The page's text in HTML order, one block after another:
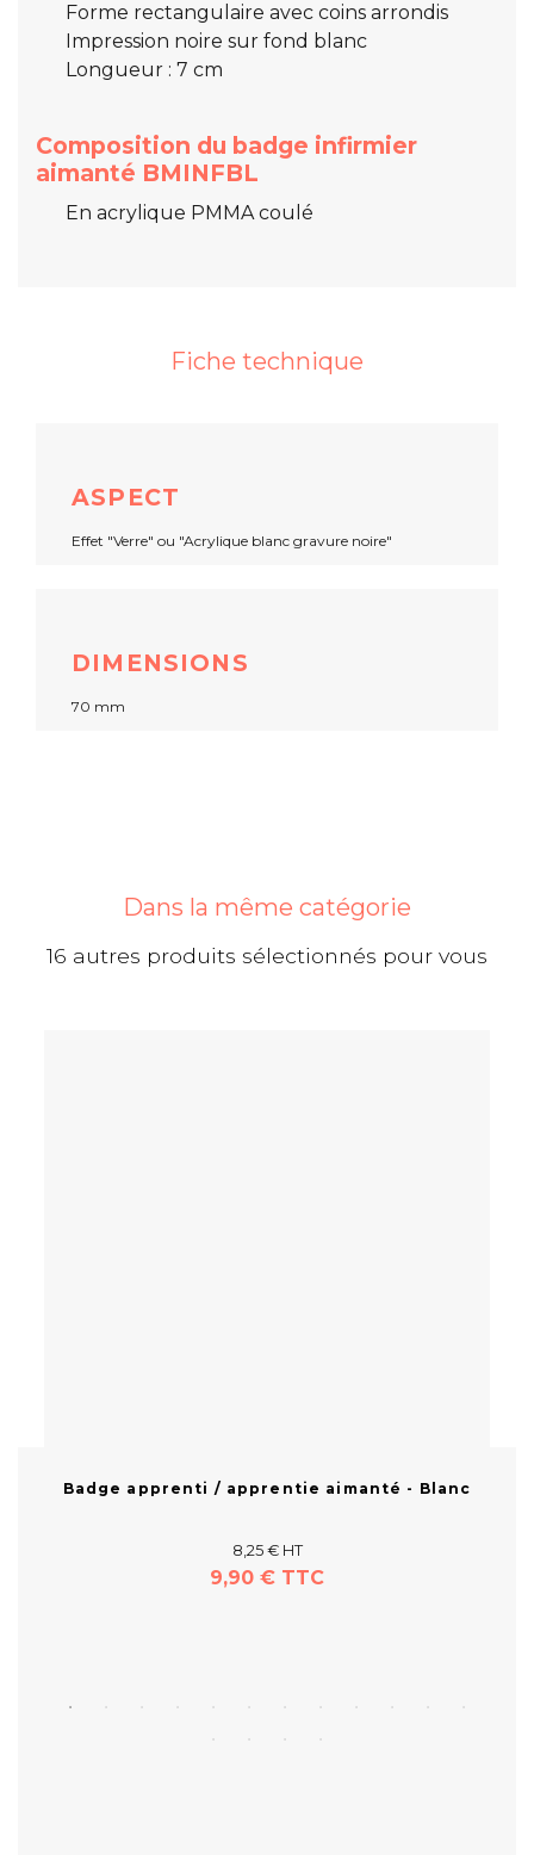
Forme rectangulaire avec coins arrondis
Impression noire sur fond blanc
Longueur : 7 cm
Composition du badge infirmier
aimanté BMINFBL
En acrylique PMMA coulé
Fiche technique
ASPECT
Effet "Verre" ou "Acrylique blanc gravure noire"
DIMENSIONS
70 mm
Dans la même catégorie
16 autres produits sélectionnés pour vous
Badge apprenti / apprentie aimanté - Blanc
8,25 € HT
9,90 € TTC